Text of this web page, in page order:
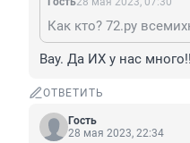
Как кто? 72.ру
Вау. Да ИХ у нас
ОТВЕТИТЬ
Гость
28 мая 2023, 22:34